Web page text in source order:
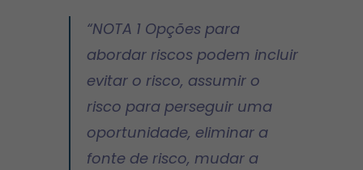
“NOTA 1 Opções para
abordar riscos podem incluir
evitar o risco, assumir o
risco para perseguir uma
oportunidade, eliminar a
fonte de risco, mudar a